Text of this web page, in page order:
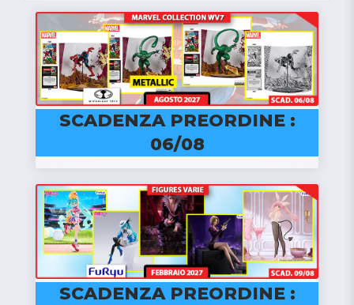
SCADENZA PREORDINE :
06/08
SCADENZA PREORDINE :